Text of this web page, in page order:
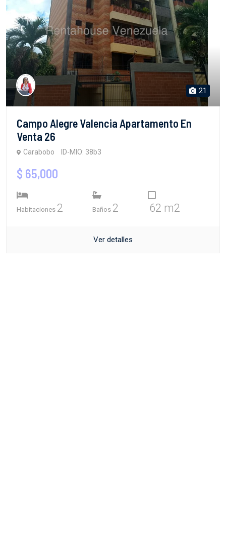
21
Campo Alegre Valencia Apartamento En
Venta 26
Carabobo ID-MIO: 38b3
$ 65,000
Habitaciones 2 Baños 2 62 m2
Ver detalles